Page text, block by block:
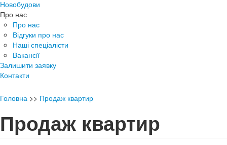
Новобудови
Про нас
Про нас
Відгуки про нас
Наші спеціалісти
Вакансії
Залишити заявку
Контакти
Головна >> Продаж квартир
Продаж квартир